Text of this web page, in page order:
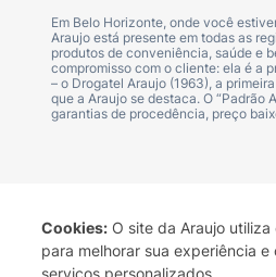
Cookies: O site da Araujo utiliza
para melhorar sua experiência e
serviços personalizados.
Em Belo Horizonte, onde você
Araujo está presente em todas as
produtos de conveniência, saúde e
compromisso com o cliente: ela é a
– o Drogatel Araujo (1963), a
que a Araujo se destaca. O
garantias de procedência, preço
Termo de Uso Portal da